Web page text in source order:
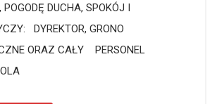
POGODĘ DUCHA, SPOKÓJ I
DYREKTOR, GRONO
ORAZ CAŁY PERSONEL